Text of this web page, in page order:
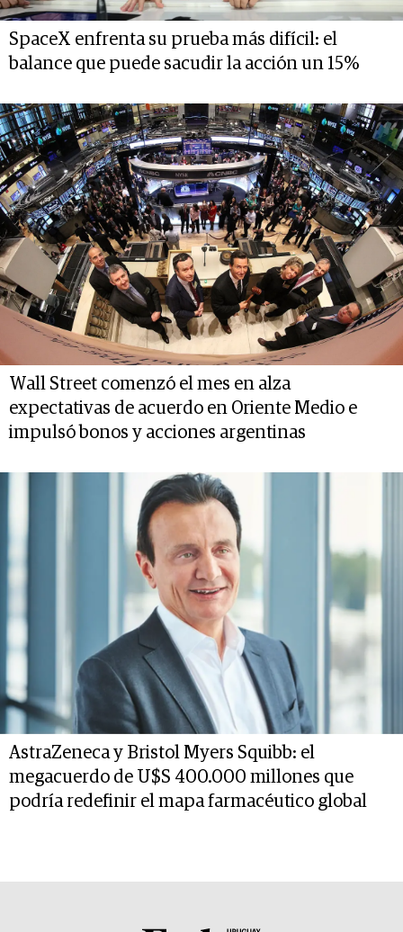
SpaceX enfrenta su prueba más difícil: el
balance que puede sacudir la acción un 15%
Wall Street comenzó el mes en alza
expectativas de acuerdo en Oriente Medio e
impulsó bonos y acciones argentinas
AstraZeneca y Bristol Myers Squibb: el
megacuerdo de U$S 400.000 millones que
podría redefinir el mapa farmacéutico global